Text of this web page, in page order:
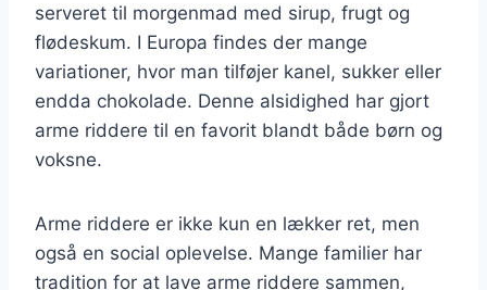
serveret til morgenmad med sirup, frugt og
flødeskum. I Europa findes der mange
variationer, hvor man tilføjer kanel, sukker eller
endda chokolade. Denne alsidighed har gjort
arme riddere til en favorit blandt både børn og
voksne.
Arme riddere er ikke kun en lækker ret, men
også en social oplevelse. Mange familier har
tradition for at lave arme riddere sammen,